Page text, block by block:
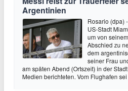
Argentinien
Rosario (dpa)
US-Stadt
um von
Abschied zu
dem
seiner Frau
am späten Abend (Ortszeit) in der
Medien berichteten. Vom Flughafen